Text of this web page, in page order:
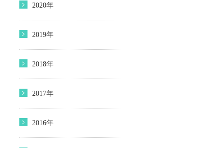
2020年
2019年
2018年
2017年
2016年